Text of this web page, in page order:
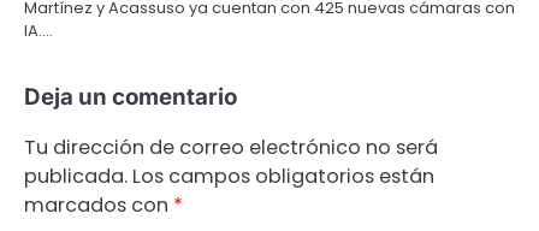
Martínez y Acassuso ya cuentan con 425 nuevas cámaras con
IA.…
Deja un comentario
Tu dirección de correo electrónico no será
publicada. Los campos obligatorios están
marcados con *